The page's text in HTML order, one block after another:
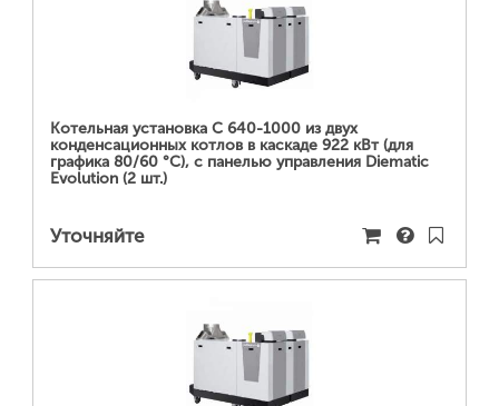
ПОДРОБНЕЕ...
Котельная установка C 640-1000 из двух
конденсационных котлов в каскаде 922 кВт (для
графика 80/60 °С), с панелью управления Diematic
Evolution (2 шт.)
Уточняйте
ПОДРОБНЕЕ...